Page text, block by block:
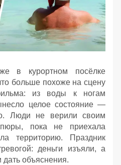
в курортном посёлке
больше похоже на сцену
из воды к ногам
целое состояние —
Люди не верили своим
пока не приехала
территорию. Праздник
деньги изъяли, а
объяснения.